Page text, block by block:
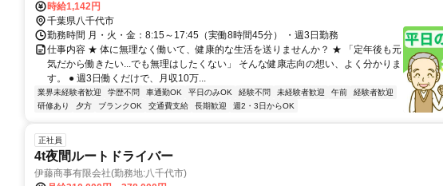
時給1,142円
千葉県八千代市
勤務時間 月・火・金：8:15～17:45（実働8時間45分） ・週3日勤務
仕事内容 ★ 体に無理なく働いて、健康的な生活を送りませんか？ ★ 「定年後も元
気だから働きたい...でも無理はしたくない」 そんな健康志向の想い、よく分かりま
す。 ● 週3日働くだけで、月収10万...
業界未経験者歓迎 学歴不問 車通勤OK 平日のみOK 経験不問 未経験者歓迎 午前
経験者歓迎
研修あり
夕方 ブランクOK 交通費支給 長期歓迎 週2・3日からOK
正社員
4t夜間ルートドライバー
伊藤商事有限会社(勤務地:八千代市)